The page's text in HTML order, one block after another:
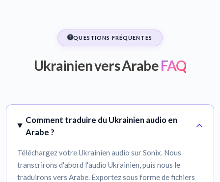
QUESTIONS FRÉQUENTES
Ukrainien vers ArabeFAQ
Comment traduire du Ukrainien audio en
Arabe ?
Téléchargez votre Ukrainien audio sur Sonix. Nous
transcrirons d'abord l'audio Ukrainien, puis nous le
traduirons vers Arabe. Exportez sous forme de fichiers